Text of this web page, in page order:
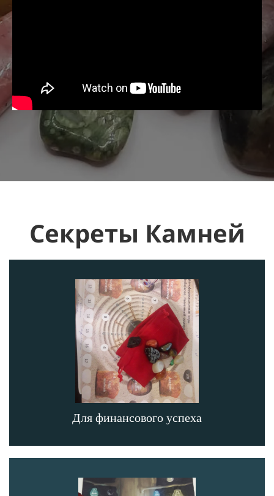
Секреты Камней
Для финансового успеха